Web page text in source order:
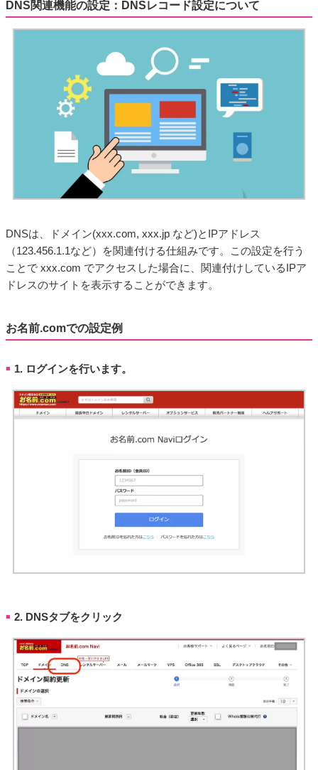
DNS関連機能の設定：DNSレコード設定について
DNSは、ドメイン(xxx.com, xxx.jp など)とIPアドレス
（123.456.1.1など）を関連付ける仕組みです。この設定を行う
ことで xxx.com でアクセスした場合に、関連付けしているIPア
ドレスのサイトを表示することができます。
お名前.comでの設定例
■ 1. ログインを行います。
■ 2. DNSタブをクリック